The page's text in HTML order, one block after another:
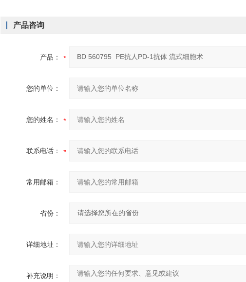
产品咨询
产品：
您的单位：
您的姓名：
联系电话：
常用邮箱：
省份：
详细地址：
补充说明：